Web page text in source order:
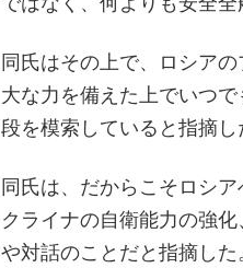
同氏はその上で、ロシア
大な力を備えた上でいつ
段を模索していると指摘し
同氏は、だからこそロシ
クライナの自衛能力の強
や対話のことだと指摘した